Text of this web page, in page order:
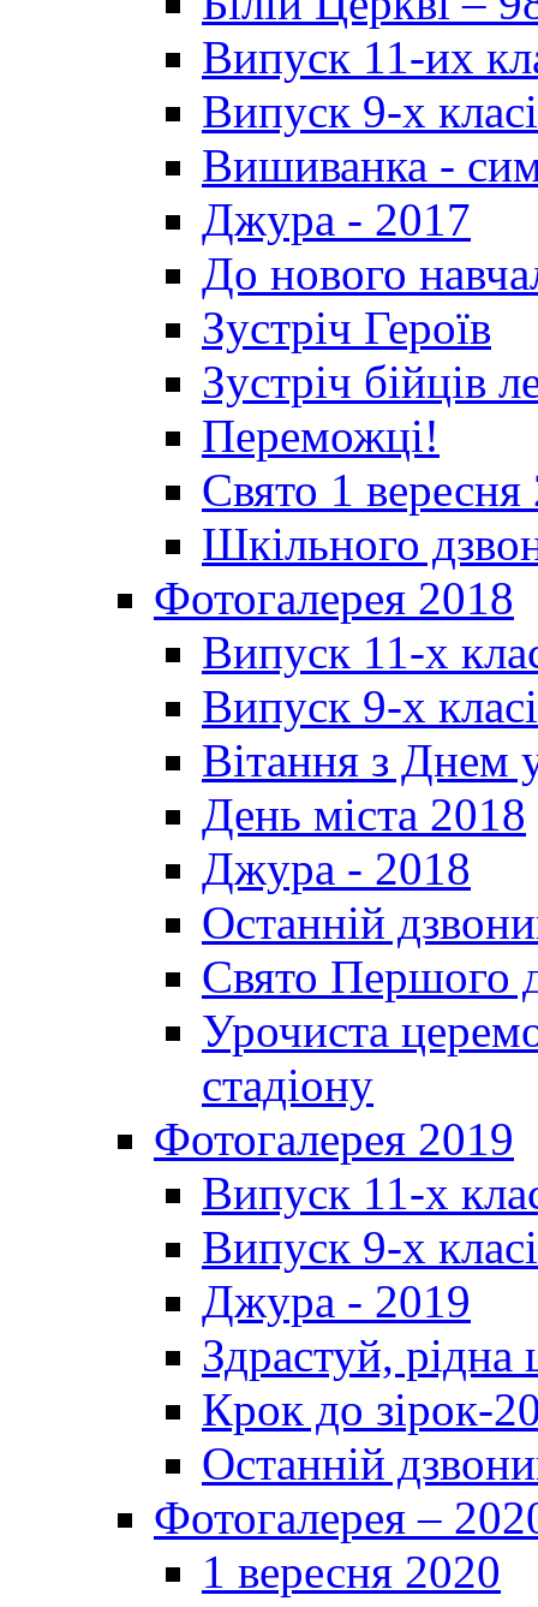
Випуск 11-их
Випуск 9-х
Вишиванка -
Джура - 2017
До нового
Зустріч Героїв
Зустріч бійців
Переможці!
Свято 1 вересня
Шкільного
Фотогалерея 2018
Випуск 11-х
Випуск 9-х
Вітання з Днем
День міста 2018
Джура - 2018
Останній
Свято Першого
Урочиста
стадіону
Фотогалерея 2019
Випуск 11-х
Випуск 9-х
Джура - 2019
Здрастуй,
Крок до зірок-
Останній
Фотогалерея –
1 вересня 2020